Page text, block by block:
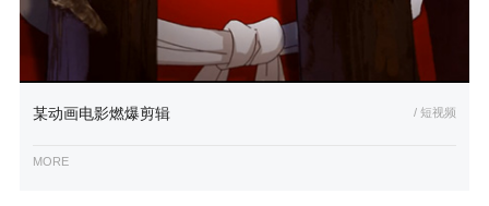
某动画电影燃爆剪辑 / 短视频
MORE